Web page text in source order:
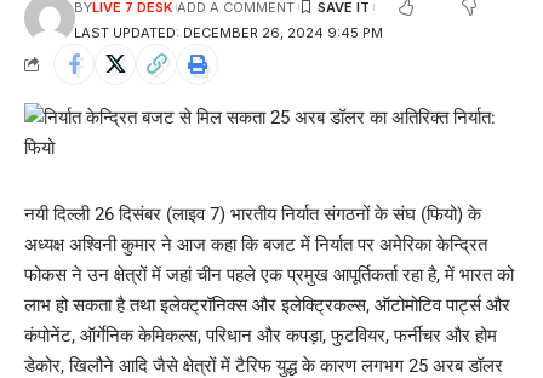
LAST UPDATED: DECEMBER 26, 2024 9:45 PM
BYLIVE 7 DESK ADD A COMMENT
नयी दिल्ली 26 दिसंबर (लाइव 7) भारतीय निर्यात संगठनों के संघ (फियो) के
अध्यक्ष अश्विनी कुमार ने आज कहा कि बजट में निर्यात पर अमेरिका केन्द्रित
फोकस ने उन क्षेत्रों में जहां चीन पहले एक प्रमुख आपूर्तिकर्ता रहा है, में भारत को
लाभ हो सकता है तथा इलेक्ट्रॉनिक्स और इलेक्ट्रिकल्स, ऑटोमोटिव पार्ट्स और
कंपोनेंट, ऑर्गेनिक केमिकल्स, परिधान और कपड़ा, फुटवियर, फर्नीचर और होम
डेकोर, खिलौने आदि जैसे क्षेत्रों में टैरिफ युद्ध के कारण लगभग 25 अरब डॉलर